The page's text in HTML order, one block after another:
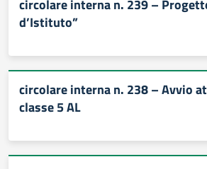
circolare interna n. 239 –
d’Istituto”
circolare interna n. 238 – Avvio
classe 5 AL